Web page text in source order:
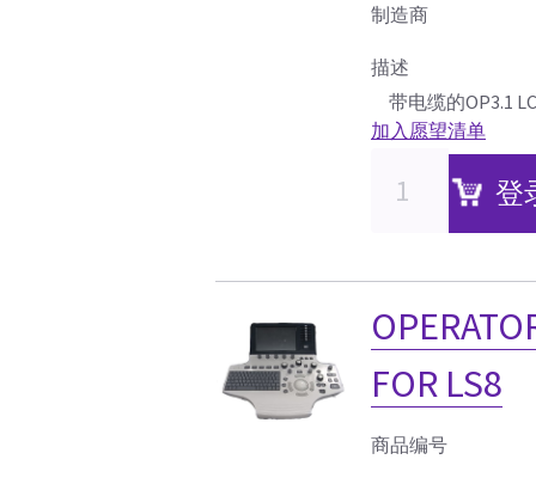
制造商
描述
带电缆的OP3.1
加入愿望清单
登
FOR LS8
商品编号